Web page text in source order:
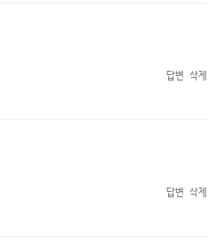
답변 삭제
답변 삭제